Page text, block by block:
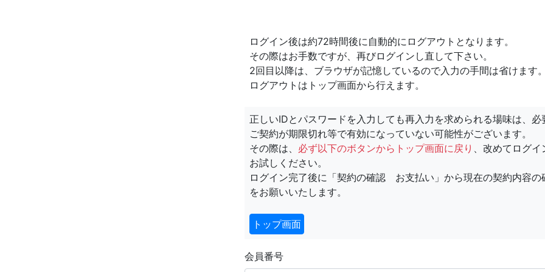
ログイン後は約72時間後に自動的にログアウトとなります。
その際はお手数ですが、再びログインし直して下さい。
2回目以降は、ブラウザが記憶しているので入力の手間は省けます。
ログアウトはトップ画面から行えます。
正しいIDとパスワードを入力しても再入力を求められる場味は、必
ご契約が期限切れ等で有効になっていない可能性がございます。
その際は、 必ず以下のボタンからトップ画面に戻り 、改めてログイ
お試しください。
ログイン完了後に「契約の確認 お支払い」から現在の契約内容の
をお願いいたします。
トップ画面
会員番号